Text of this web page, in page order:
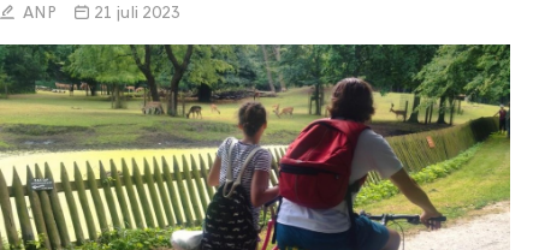
ANP 21 juli 2023